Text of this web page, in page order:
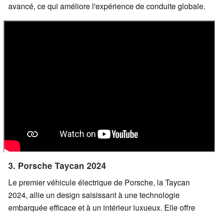
avancé, ce qui améliore l'expérience de conduite globale.
3. Porsche Taycan 2024
Le premier véhicule électrique de Porsche, la Taycan
2024, allie un design saisissant à une technologie
embarquée efficace et à un intérieur luxueux. Elle offre